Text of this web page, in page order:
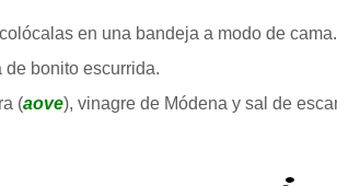
en una bandeja a modo de
bonito escurrida.
(aove), vinagre de Módena y sal de